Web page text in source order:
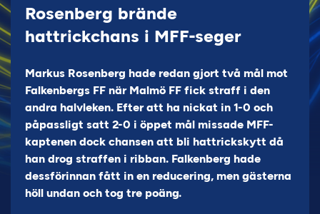
Rosenberg brände
hattrickchans i MFF-seger
Markus Rosenberg hade redan gjort två mål mot
Falkenbergs FF när Malmö FF fick straff i den
andra halvleken. Efter att ha nickat in 1-0 och
påpassligt satt 2-0 i öppet mål missade MFF-
kaptenen dock chansen att bli hattrickskytt då
han drog straffen i ribban. Falkenberg hade
dessförinnan fått in en reducering, men gästerna
höll undan och tog tre poäng.